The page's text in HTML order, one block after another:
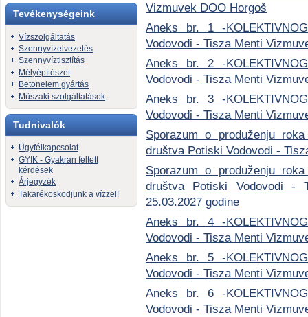
Tevékenységeink
Vízszolgáltatás
Szennyvízelvezetés
Szennyvíztisztítás
Mélyépítészet
Betonelem gyártás
Műszaki szolgáltatások
Tudnivalók
Ügyfélkapcsolat
GYIK - Gyakran feltett
kérdések
Árjegyzék
Takarékoskodjunk a vízzel!
Vizmuvek DOO Horgoš
Aneks br. 1 -
Vodovodi - Tisza Menti
Aneks br. 2 -
Vodovodi - Tisza Menti
Aneks br. 3 -
Vodovodi - Tisza Menti
Sporazum o produženju
društva Potiski Vodovodi -
Sporazum o produženju
društva Potiski Vodovodi -
25.03.2027 godine
Aneks br. 4 -
Vodovodi - Tisza Menti
Aneks br. 5 -
Vodovodi - Tisza Menti
Aneks br. 6 -
Vodovodi - Tisza Menti